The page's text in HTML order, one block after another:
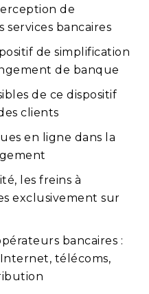
de
services bancaires
de simplification
de banque
de ce dispositif
clients
en ligne dans la
les freins à
exclusivement sur
bancaires :
télécoms,